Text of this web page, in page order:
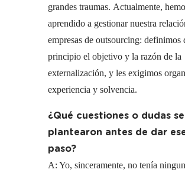
grandes traumas. Actualmente,
aprendido a gestionar nuestra
empresas de outsourcing: definimos
principio el objetivo y la razón de la
externalización, y les exigimos
experiencia y solvencia.
¿Qué cuestiones o dudas se
plantearon antes de dar
paso?
A: Yo, sinceramente, no tenía